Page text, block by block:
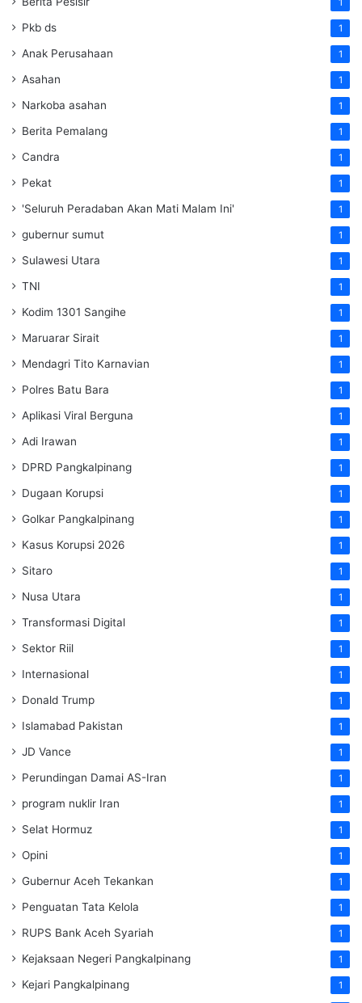
1
Pkb ds 1
Anak Perusahaan 1
Asahan 1
Narkoba asahan 1
Berita Pemalang 1
Candra 1
Pekat 1
'Seluruh Peradaban Akan Mati Malam Ini' 1
gubernur sumut 1
Sulawesi Utara 1
TNI 1
Kodim 1301 Sangihe 1
Maruarar Sirait 1
Mendagri Tito Karnavian 1
Polres Batu Bara 1
Aplikasi Viral Berguna 1
Adi Irawan 1
DPRD Pangkalpinang 1
Dugaan Korupsi 1
Golkar Pangkalpinang 1
Kasus Korupsi 2026 1
Sitaro 1
Nusa Utara 1
Transformasi Digital 1
Sektor Riil 1
Internasional 1
Donald Trump 1
Islamabad Pakistan 1
JD Vance 1
Perundingan Damai AS-Iran 1
program nuklir Iran 1
Selat Hormuz 1
Opini 1
Gubernur Aceh Tekankan 1
Penguatan Tata Kelola 1
RUPS Bank Aceh Syariah 1
Kejaksaan Negeri Pangkalpinang 1
Kejari Pangkalpinang 1